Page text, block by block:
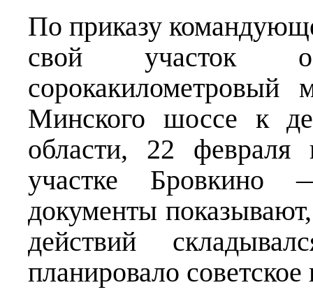
По приказу
свой участок
Минского шоссе к
области, 22 февраля
участке Бровкино
документы
действий
планировало